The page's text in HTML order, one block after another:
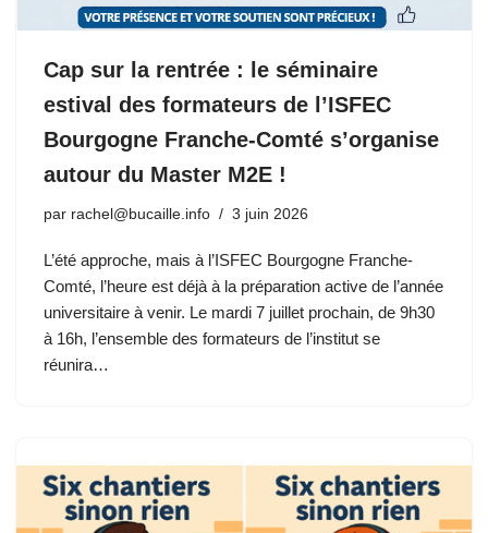
Cap sur la rentrée : le séminaire
estival des formateurs de l’ISFEC
Bourgogne Franche-Comté s’organise
autour du Master M2E !
par rachel@bucaille.info 3 juin 2026
L’été approche, mais à l’ISFEC Bourgogne Franche-
Comté, l’heure est déjà à la préparation active de l’année
universitaire à venir. Le mardi 7 juillet prochain, de 9h30
à 16h, l’ensemble des formateurs de l’institut se
réunira…